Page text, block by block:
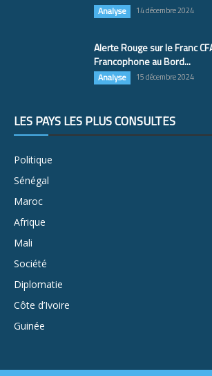
Analyse 14 décembre 2024
Alerte Rouge sur le Franc
Francophone au Bord...
Analyse 15 décembre 2024
LES PAYS LES PLUS CONSULTÉS
Politique
Sénégal
Maroc
Afrique
Mali
Société
Diplomatie
Côte d’Ivoire
Guinée